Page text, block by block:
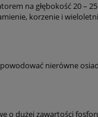
na głębokość 20 –
korzenie i
nierówne
o dużej zawartości